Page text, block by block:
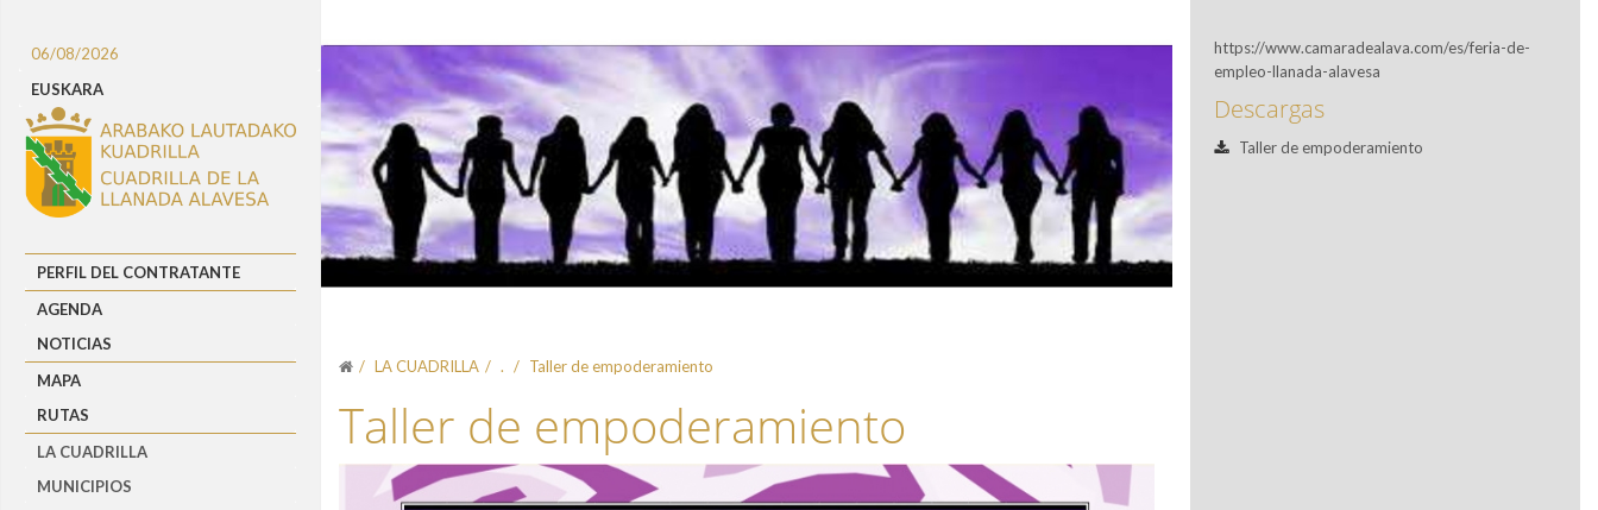
06/08/2026
EUSKARA
PERFIL DEL CONTRATANTE
AGENDA
NOTICIAS
MAPA
RUTAS
LA CUADRILLA
MUNICIPIOS
LA CUADRILLA . Taller de empoderamiento
Taller de empoderamiento
https://www.camaradealava.com/es/feria-de-
empleo-llanada-alavesa
Descargas
Taller de empoderamiento